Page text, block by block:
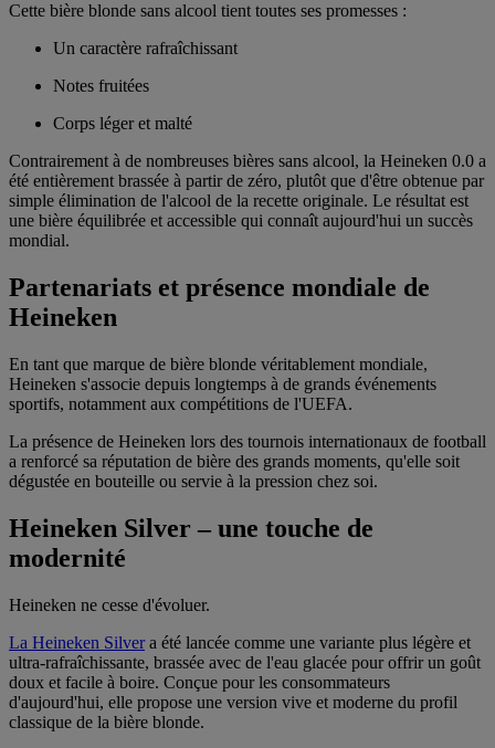
Cette bière blonde sans alcool tient toutes ses promesses :
Un caractère rafraîchissant
Notes fruitées
Corps léger et malté
Contrairement à de nombreuses bières sans alcool, la Heineken 0.0 a
été entièrement brassée à partir de zéro, plutôt que d'être obtenue par
simple élimination de l'alcool de la recette originale. Le résultat est
une bière équilibrée et accessible qui connaît aujourd'hui un succès
mondial.
Partenariats et présence mondiale de
Heineken
En tant que marque de bière blonde véritablement mondiale,
Heineken s'associe depuis longtemps à de grands événements
sportifs, notamment aux compétitions de l'UEFA.
La présence de Heineken lors des tournois internationaux de football
a renforcé sa réputation de bière des grands moments, qu'elle soit
dégustée en bouteille ou servie à la pression chez soi.
Heineken Silver – une touche de
modernité
Heineken ne cesse d'évoluer.
La Heineken Silvera été lancée comme une variante plus légère et
ultra-rafraîchissante, brassée avec de l'eau glacée pour offrir un goût
doux et facile à boire. Conçue pour les consommateurs
d'aujourd'hui, elle propose une version vive et moderne du profil
classique de la bière blonde.